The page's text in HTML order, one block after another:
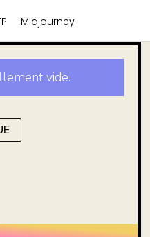
Midjourney
vide.